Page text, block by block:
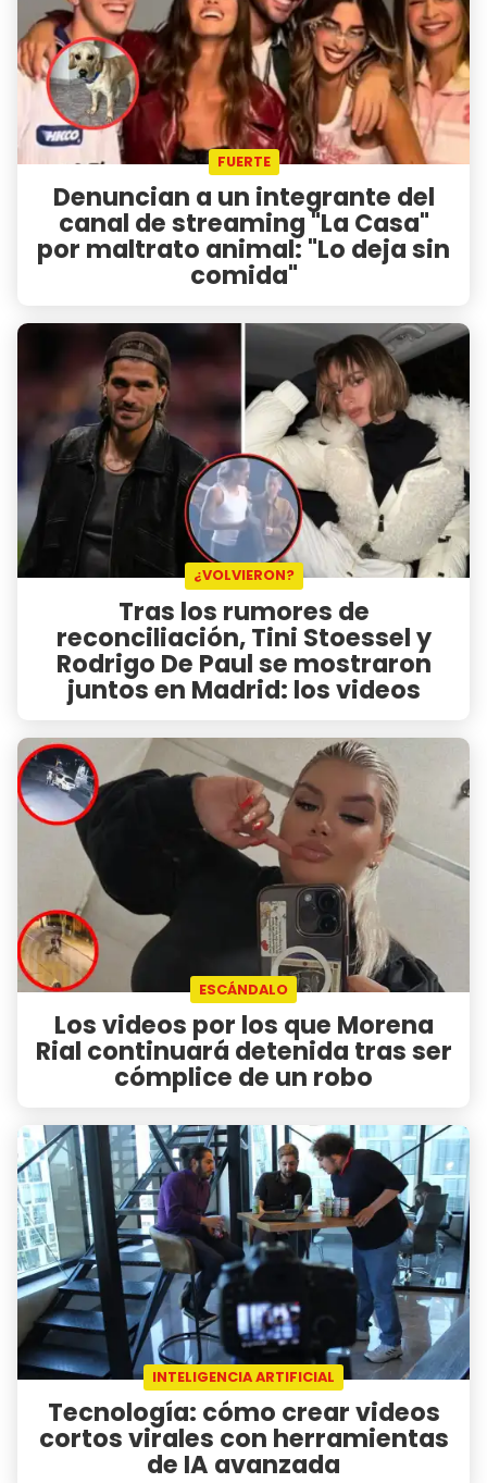
FUERTE
Denuncian a un integrante del
canal de streaming "La Casa"
por maltrato animal: "Lo deja sin
comida"
¿VOLVIERON?
Tras los rumores de
reconciliación, Tini Stoessel y
Rodrigo De Paul se mostraron
juntos en Madrid: los videos
ESCÁNDALO
Los videos por los que Morena
Rial continuará detenida tras ser
cómplice de un robo
INTELIGENCIA ARTIFICIAL
Tecnología: cómo crear videos
cortos virales con herramientas
de IA avanzada